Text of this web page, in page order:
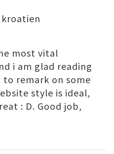
most vital
i am glad reading
remark on some
style is ideal,
: D. Good job,